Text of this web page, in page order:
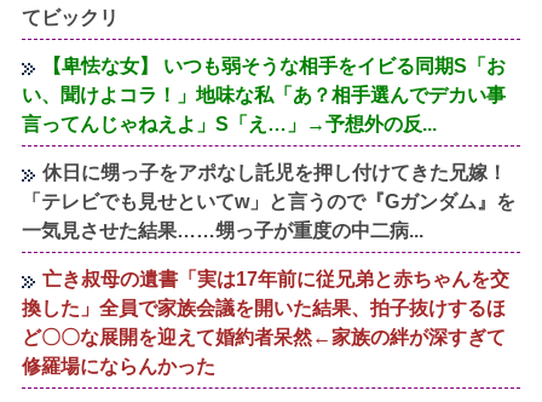
てビックリ
【卑怯な女】 いつも弱そうな相手をイビる同期S「お
い、聞けよコラ！」地味な私「あ？相手選んでデカい事
言ってんじゃねえよ」S「え…」→予想外の反...
休日に甥っ子をアポなし託児を押し付けてきた兄嫁！
「テレビでも見せといてw」と言うので『Gガンダム』を
一気見させた結果……甥っ子が重度の中二病...
亡き叔母の遺書「実は17年前に従兄弟と赤ちゃんを交
換した」全員で家族会議を開いた結果、拍子抜けするほ
ど〇〇な展開を迎えて婚約者呆然←家族の絆が深すぎて
修羅場にならんかった